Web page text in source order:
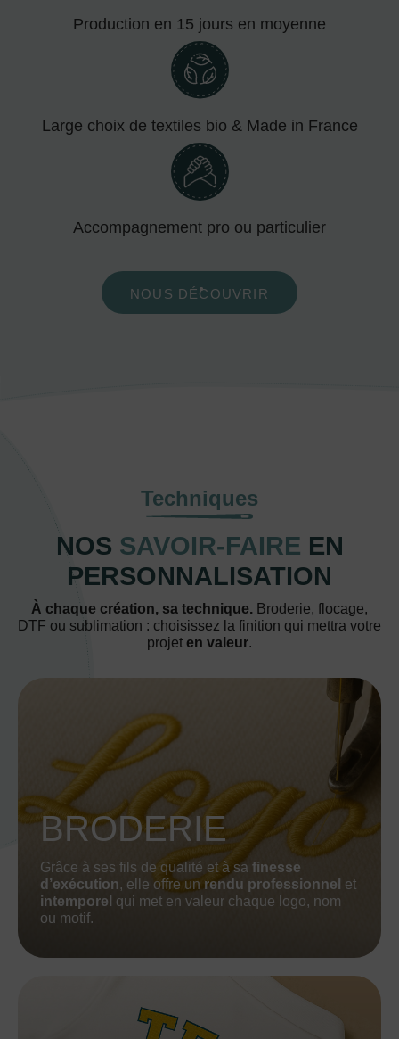
Production en 15 jours en moyenne
Large choix de textiles bio & Made in France
Accompagnement pro ou particulier
NOUS DÉCOUVRIR
Techniques
NOS SAVOIR-FAIRE EN
PERSONNALISATION
À chaque création, sa technique. Broderie, flocage,
DTF ou sublimation : choisissez la finition qui mettra votre
projet en valeur.
BRODERIE
Grâce à ses fils de qualité et à sa finesse
d’exécution, elle offre un rendu professionnel et
intemporel qui met en valeur chaque logo, nom
ou motif.